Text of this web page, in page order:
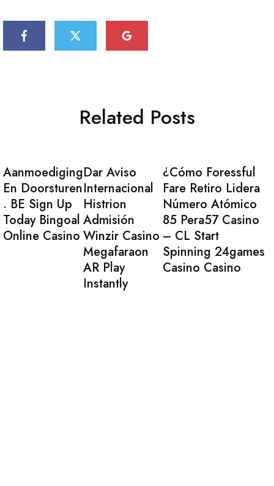
Related Posts
Aanmoediging
En Doorsturen
. BE Sign Up
Today Bingoal
Online Casino
Dar Aviso
Internacional
Histrion
Admisión
Winzir Casino
Megafaraon
AR Play
Instantly
¿Cómo Foressful
Fare Retiro Lidera
Número Atómico
85 Pera57 Casino
– CL Start
Spinning 24games
Casino Casino